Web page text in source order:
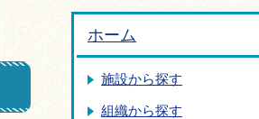
ホーム
施設から探す
組織から探す